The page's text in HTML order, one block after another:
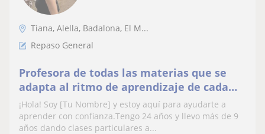
Tiana, Alella, Badalona, El M...
Repaso General
Profesora de todas las materias que se
adapta al ritmo de aprendizaje de cada
niño! Paciencia y diversión, la clave del
éxito
¡Hola! Soy [Tu Nombre] y estoy aquí para ayudarte a
aprender con confianza.Tengo 24 años y llevo más de 9
años dando clases particulares a...